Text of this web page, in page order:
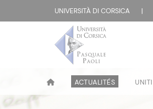
UNIVERSITÀ DI CORSICA |
ACTUALITÉS UNITI